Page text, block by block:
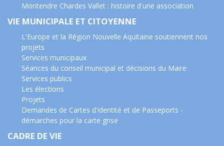
Montendre Chardes Vallet : histoire d'une association
VIE MUNICIPALE ET CITOYENNE
L'Europe et la Région Nouvelle Aquitaine soutiennent nos
projets
Services municipaux
Séances du conseil municipal et décisions du Maire
Services publics
Les élections
Projets
Demandes de Cartes d'identité et de Passeports -
démarches pour la carte grise
CADRE DE VIE